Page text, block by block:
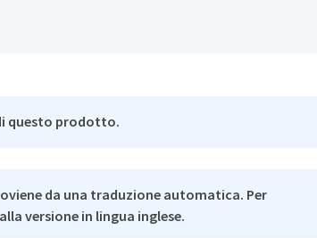
questo prodotto.
da una traduzione automatica. Per
versione in lingua inglese.